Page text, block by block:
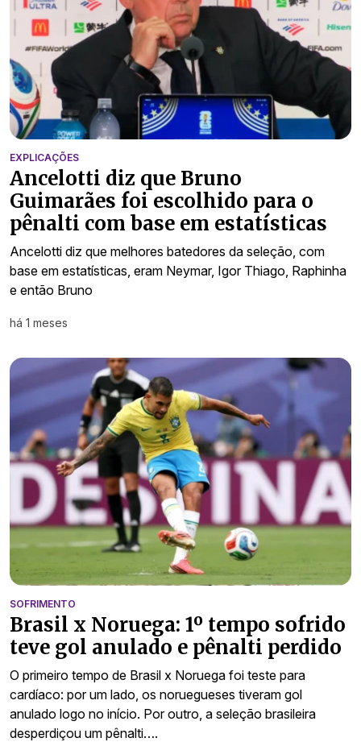
EXPLICAÇÕES
Ancelotti diz que Bruno
Guimarães foi escolhido para o
pênalti com base em estatísticas
Ancelotti diz que melhores batedores da seleção, com
base em estatísticas, eram Neymar, Igor Thiago, Raphinha
e então Bruno
há 1 meses
SOFRIMENTO
Brasil x Noruega: 1º tempo sofrido
teve gol anulado e pênalti perdido
O primeiro tempo de Brasil x Noruega foi teste para
cardíaco: por um lado, os noruegueses tiveram gol
anulado logo no início. Por outro, a seleção brasileira
desperdiçou um pênalti….